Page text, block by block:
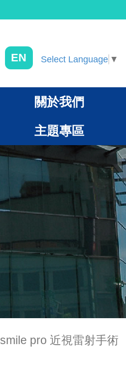
EN Select Language ▼
關於我們
主題專區
smile pro 近視雷射手術